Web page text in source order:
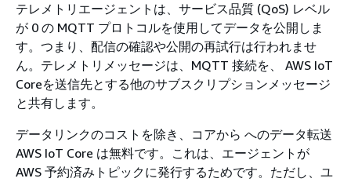
テレメトリエージェントは、サービス品質 (QoS) レベル
が 0 の MQTT プロトコルを使用してデータを公開しま
す。つまり、配信の確認や公開の再試行は行われませ
ん。テレメトリメッセージは、MQTT 接続を、 AWS IoT
Coreを送信先とする他のサブスクリプションメッセージ
と共有します。
データリンクのコストを除き、コアから へのデータ転送
AWS IoT Core は無料です。これは、エージェントが
AWS 予約済みトピックに発行するためです。ただし、ユ